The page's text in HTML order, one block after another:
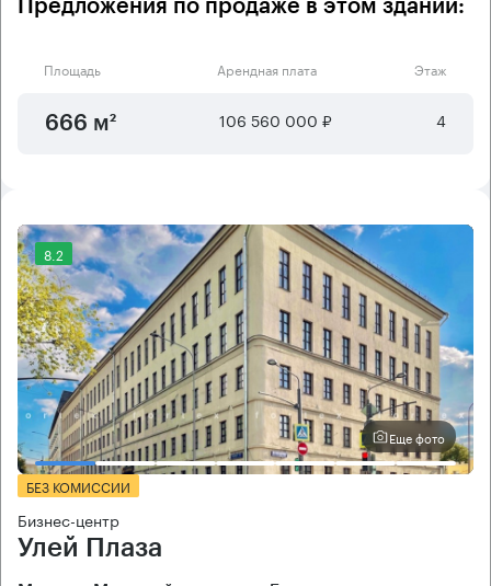
Предложения по продаже в этом здании:
Площадь Арендная плата Этаж
666 м² 106 560 000 ₽ 4
8.2
Еще фото
БЕЗ КОМИССИИ
Бизнес-центр
Улей Плаза